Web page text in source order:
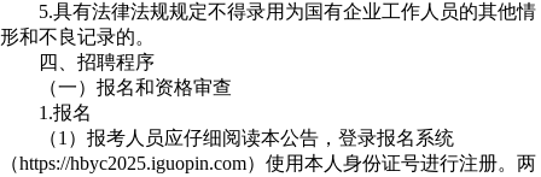
5.具有法律法规规定不得录用为国有企业工作人员的其他情
形和不良记录的。
四、招聘程序
（一）报名和资格审查
1.报名
（1）报考人员应仔细阅读本公告，登录报名系统
（https://hbyc2025.iguopin.com）使用本人身份证号进行注册。两